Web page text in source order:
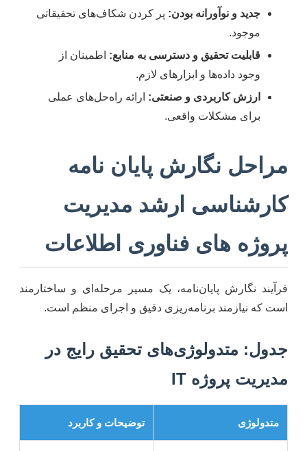
جدید و نوآورانه بودن: پر کردن شکاف‌های تحقیقاتی
موجود.
قابلیت تحقیق و دسترسی به منابع: اطمینان از
وجود داده‌ها و ابزارهای لازم.
ارزش کاربردی و صنعتی: ارائه راه‌حل‌های عملی
برای مشکلات واقعی.
مراحل نگارش پایان نامه
کارشناسی ارشد مدیریت
پروژه های فناوری اطلاعات
فرآیند نگارش پایان‌نامه، یک مسیر مرحله‌ای و ساختارمند
است که نیازمند برنامه‌ریزی دقیق و اجرای منظم است.
جدول: متدولوژی‌های تحقیق رایج در
مدیریت پروژه IT
متدولوژی توضیحات و کاربرد